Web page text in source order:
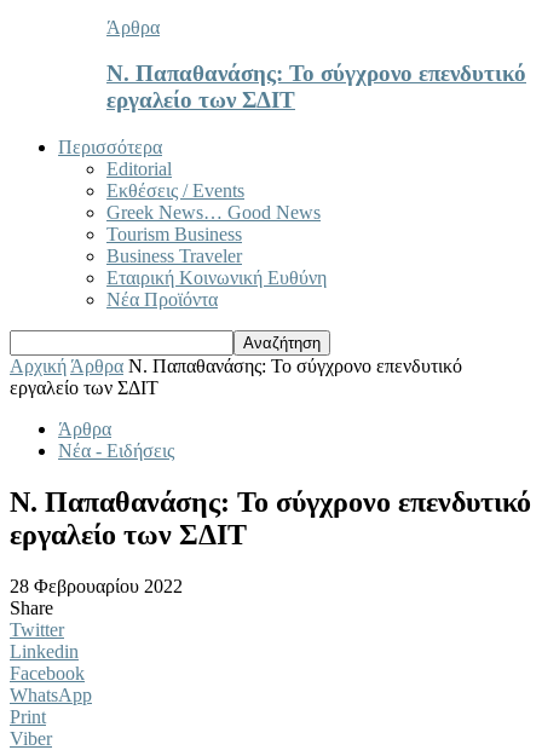
Άρθρα
Ν. Παπαθανάσης: Το σύγχρονο επενδυτικό
εργαλείο των ΣΔΙΤ
Περισσότερα
Editorial
Εκθέσεις / Events
Greek News… Good News
Tourism Business
Business Traveler
Εταιρική Κοινωνική Ευθύνη
Νέα Προϊόντα
Αρχική Άρθρα Ν. Παπαθανάσης: Το σύγχρονο επενδυτικό
εργαλείο των ΣΔΙΤ
Άρθρα
Νέα - Ειδήσεις
Ν. Παπαθανάσης: Το σύγχρονο επενδυτικό
εργαλείο των ΣΔΙΤ
28 Φεβρουαρίου 2022
Share
Twitter
Linkedin
Facebook
WhatsApp
Print
Viber